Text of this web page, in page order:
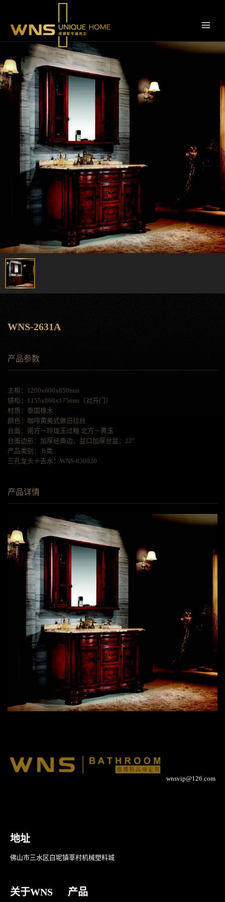
WNS-2631A
产品参数
主柜：1200x600x850mm
镜柜：1155x860x175mm（对开门）
材质：泰国橡木
颜色：咖啡黄美式做旧拉丝
台面：南方－玲珑玉过釉 北方－黄玉
台面边形：加厚经典边，盆口加厚台盆：22″
产品类别： B类
三孔龙头＋去水：WNS-830020
产品详情
wnsvip@126.com
地址
佛山市三水区白坭镇莘村机械塑料城
关于WNS 产品